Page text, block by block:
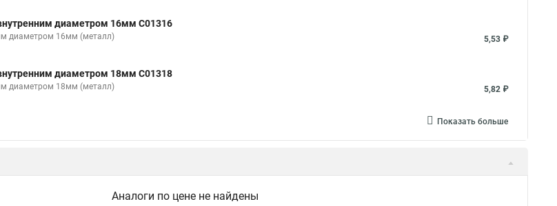
диаметром 16мм С01316
диаметром 16мм (металл) 5,53 ₽
диаметром 18мм С01318
диаметром 18мм (металл) 5,82 ₽
Показать больше
Аналоги по цене не найдены